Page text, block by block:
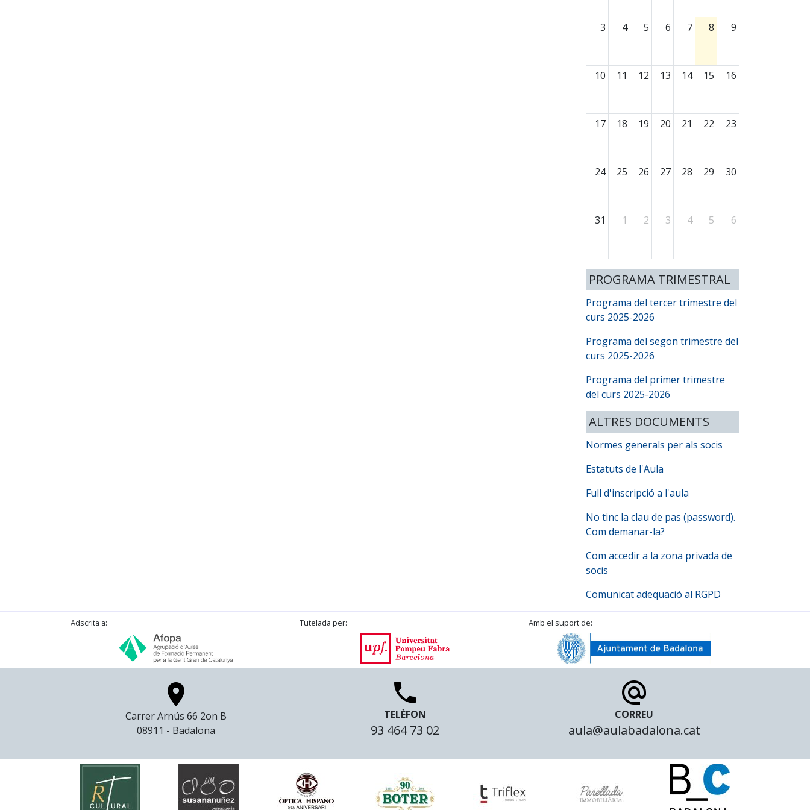
3 4 5 6 7 8 9
10 11 12 13 14 15 16
17 18 19 20 21 22 23
24 25 26 27 28 29 30
31 1 2 3 4 5 6
PROGRAMA TRIMESTRAL
Programa del tercer trimestre del
curs 2025-2026
Programa del segon trimestre del
curs 2025-2026
Programa del primer trimestre
del curs 2025-2026
ALTRES DOCUMENTS
Normes generals per als socis
Estatuts de l'Aula
Full d'inscripció a l'aula
No tinc la clau de pas (password).
Com demanar-la?
Com accedir a la zona privada de
socis
Comunicat adequació al RGPD
Adscrita a: Tutelada per: Amb el suport de:
Ajuntament de
Carrer Arnús 66 2on B
08911 - Badalona
TELÈFON
93 464 73 02
CORREU
aula@aulabadalona.cat
Susana N��ez Parellada inmobiliariaBadalona cultura